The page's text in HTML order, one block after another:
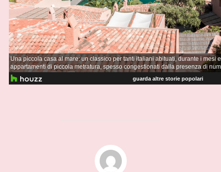
AUTORE DELL'ARTICOLO